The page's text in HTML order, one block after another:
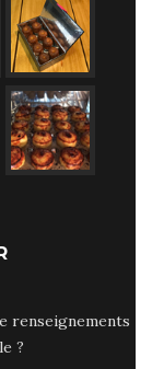
renseignements
?